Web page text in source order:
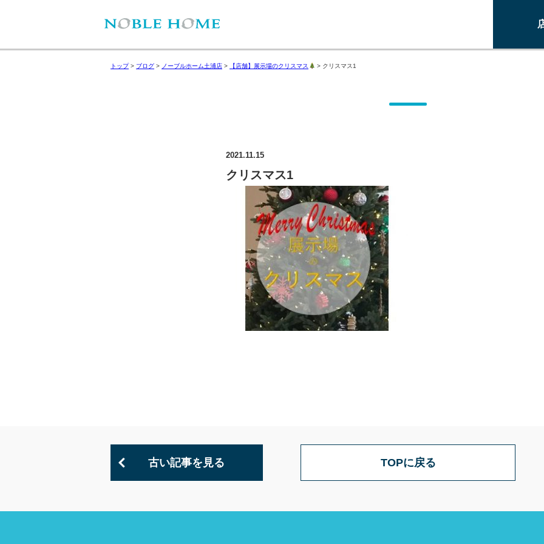
トップ> ブログ > ノーブルホーム土浦店 > 【店舗】展示場のクリスマス > クリスマス1
2021.11.15
クリスマス1
古い記事を見る TOPに戻る